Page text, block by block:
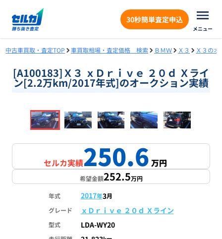
30秒簡単査定申込
メニュー
中古車買取・査定TOP 車買取相場・査定価格 検索 ＢＭＷ Ｘ３ Ｘ３の
[A100183]Ｘ３ ｘＤｒｉｖｅ ２０ｄ Ｘライ
ン[2.2万km/2017年式]のオークション実績
1/18
セルカ実績250.6万円
希望金額252.5万円
年式 2017年3月
グレード
ｘＤｒｉｖｅ ２０ｄ Ｘライン
型式 LDA-WY20